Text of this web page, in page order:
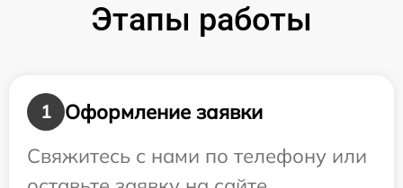
Этапы работы
1
Оформление заявки
Свяжитесь с нами по телефону или